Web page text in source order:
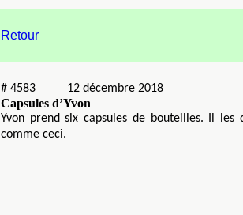
Retour
# 4583 12 décembre 2018
Capsules d’Yvon
Yvon prend six capsules de bouteilles. Il
comme ceci.